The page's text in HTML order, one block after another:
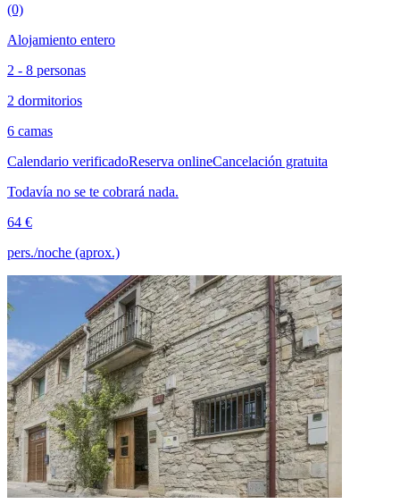
(0)
Alojamiento entero
2 - 8 personas
2 dormitorios
6 camas
Calendario verificadoReserva onlineCancelación gratuita
Todavía no se te cobrará nada.
64 €
pers./noche (aprox.)